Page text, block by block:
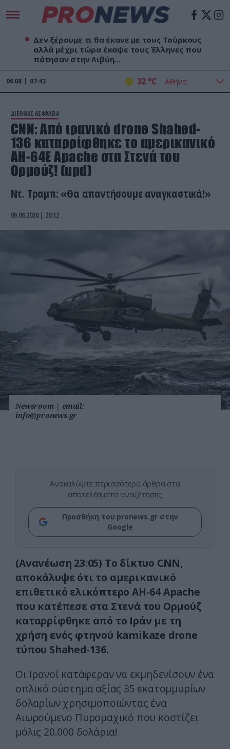
Δεν ξέρουμε τι θα έκανε με τους Τούρκους
αλλά μέχρι τώρα έκαψε τους Έλληνες που
πάτησαν στην Λιβύη...
06 08 07:42 32 oC
ΔΙΕΘΝΗΣ ΑΣΦΑΛΕΙΑ
CNN: Από ιρανικό drone Shahed-
136 καταρρίφθηκε το αμερικανικό
ΑΗ-64Ε Apache στα Στενά του
Ορμούζ! (upd)
Ντ. Τραμπ: «Θα απαντήσουμε αναγκαστικά!»
09.06.2026 | 20:12
Newsroom | email:
info@pronews.gr
Ανακαλύψτε περισσότερα άρθρα στα
αποτελέσματα αναζήτησης
Προσθήκη του pronews.gr στην
Google
(Ανανέωση 23:05) Το δίκτυο CNN,
αποκάλυψε ότι το αμερικανικό
επιθετικό ελικόπτερο AH-64 Apache
που κατέπεσε στα Στενά του Ορμούζ
καταρρίφθηκε από το Ιράν με τη
χρήση ενός φτηνού kamikaze drone
τύπου Shahed-136.
Οι Ιρανοί κατάφεραν να εκμηδενίσουν ένα
οπλικό σύστημα αξίας 35 εκατομμυρίων
δολαρίων χρησιμοποιώντας ένα
Αιωρούμενο Πυρομαχικό που κοστίζει
μόλις 20.000 δολάρια!